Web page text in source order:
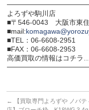
よろずや駒川店
■〒546-0043 大阪市東
■mail:
■TEL：06-6608-2951
■FAX：06-6608-2953
高価買取の情報はコチラ…
←
【買取専門よろずや ノバ